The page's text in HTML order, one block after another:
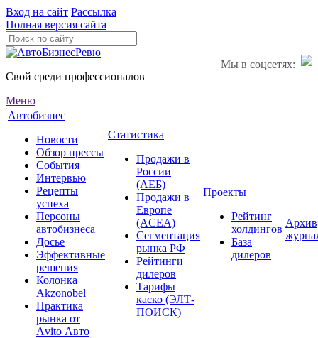
Вход на сайт Рассылка
Полная версия сайта
Мы в соцсетях:
Свой среди профессионалов
Меню
Автобизнес
Новости
Обзор прессы
События
Интервью
Рецепты
успеха
Персоны
автобизнеса
Досье
Эффективные
решения
Колонка
Akzonobel
Практика
рынка от
Аvito Авто
Статистика
Продажи в
России
(АЕБ)
Продажи в
Европе
(ACEA)
Сегментация
рынка РФ
Рейтинги
дилеров
Тарифы
каско (ЭЛТ-
ПОИСК)
Проекты
Рейтинг
холдингов
База
дилеров
Архив